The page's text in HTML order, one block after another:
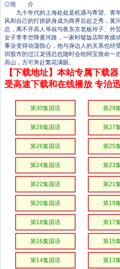
◎简 介
九十年代的上海处处是机遇与希望。青
风和自己的打拼跻身成为商界后起之秀，黄
总，离不开高人爷叔与夜东京老板玲子、外
女子李李空降黄河路，一家时髦饭店即将搅
事业变得动荡惊心，他与身边人的关系也经
圳股市的过江龙强总也随时会给阿宝致命一
高山，方可奔赴繁花满眼。
【下载地址】本站专属下载
受高速下载和在线播放 专治
第30集国语 第29
第28集国语 第27
第26集国语 第25
第24集国语 第23
第22集国语 第21
第20集国语 第19
第18集国语 第17
第16集国语 第15
第14集国语 第13